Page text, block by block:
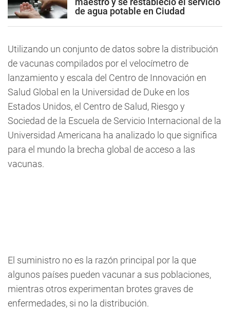
de agua potable en Ciudad
Utilizando un conjunto de datos sobre la distribución
de vacunas compilados por el velocímetro de
lanzamiento y escala del Centro de Innovación en
Salud Global en la Universidad de Duke en los
Estados Unidos, el Centro de Salud, Riesgo y
Sociedad de la Escuela de Servicio Internacional de la
Universidad Americana ha analizado lo que significa
para el mundo la brecha global de acceso a las
vacunas.
El suministro no es la razón principal por la que
algunos países pueden vacunar a sus poblaciones,
mientras otros experimentan brotes graves de
enfermedades, si no la distribución.